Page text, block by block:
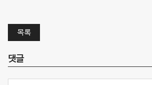
목록
댓글